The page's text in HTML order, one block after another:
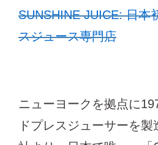
SUNSHINE JUICE: 日本
スジュース専門店
ニューヨークを拠点に
ドプレスジューサーを